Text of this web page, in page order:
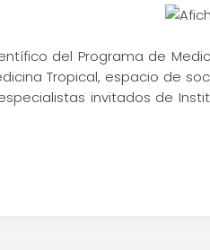
del Programa de
Tropical, espacio de
invitados de